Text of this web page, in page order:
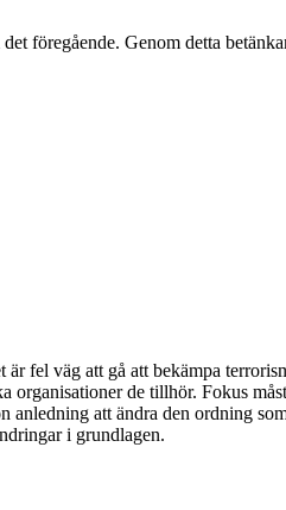
föregående. Genom detta
fel väg att gå att bekämpa
de tillhör. Fokus
anledning att ändra den ordning
i grundlagen.